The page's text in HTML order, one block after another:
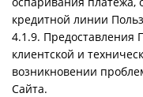
кредитной линии
4.1.9. Предоставления
клиентской и
возникновении
Сайта.